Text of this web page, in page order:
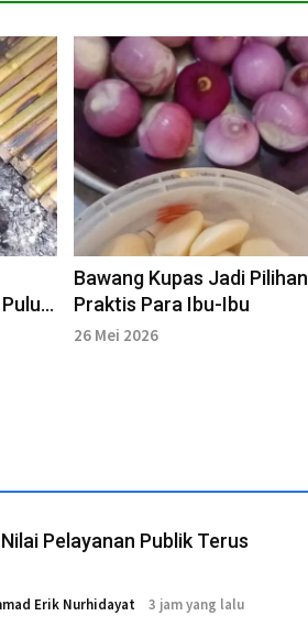
Bawang Kupas Jadi Pilihan
Praktis Para Ibu-Ibu
26 Mei 2026
Pelayanan Publik Terus
Erik Nurhidayat 3 jam yang lalu